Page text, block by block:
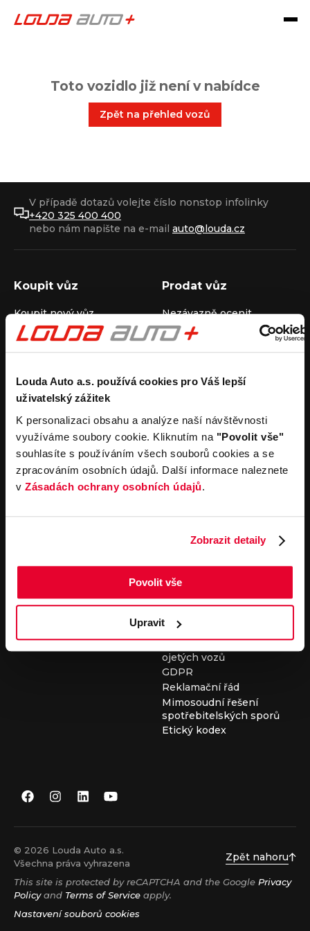
Louda Auto a.s. používá cookies pro Váš lepší
uživatelský zážitek
K personalizaci obsahu a analýze naší návštěvnosti
využíváme soubory cookie. Kliknutím na "Povolit vše"
souhlasíte s používáním všech souborů cookies a se
zpracováním osobních údajů. Další informace naleznete
v Zásadách ochrany osobních údajů.
Zobrazit detaily
Povolit vše
Upravit
Toto vozidlo již není v nabídce
Zpět na přehled vozů
V případě dotazů volejte číslo nonstop infolinky
+420 325 400 400
nebo nám napište na e-mail auto@louda.cz
Koupit vůz
Koupit nový vůz
Koupit ojetý vůz
Koupit užitkový vůz
Prodat vůz
Nezávazně ocenit
Průběh výkupu vozu
Pronájem
Carsharing
Autopůjčovna
Operativní leasing
Společnost
Louda Auto+ Poděbrady
Obytné vozy
Novinky
Kariéra
Servisní služby
Servis
Důležité odkazy
Cookies
Všeobecné obchodní
podmínky pro online
vozidel
Všeobecné obchodní
podmínky pro provádění
servisních prací
Všeobecné obchodní
podmínky při nákupu
ojetých vozů
GDPR
Reklamační řád
Mimosoudní řešení
spotřebitelských sporů
Etický kodex
© 2026 Louda Auto a.s.
Všechna práva vyhrazena
Zpět nahoru
This site is protected by reCAPTCHA and the Google Privacy
Policyand Terms of Service apply.
Nastavení souborů cookies